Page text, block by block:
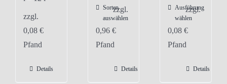
zzgl.
0,08 €
Pfand
Details
Sorten
auswählen
zzgl.
0,96 €
Pfand
Details
Ausführung
wählen
Dieses
Produkt
Varianten
zzgl.
0,08€
Pfand
Details